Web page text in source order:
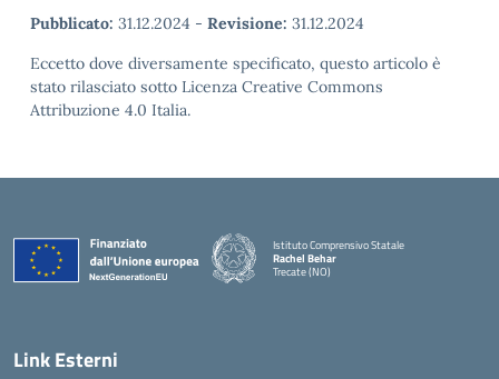
Pubblicato: 31.12.2024 - Revisione: 31.12.2024
Eccetto dove diversamente specificato, questo articolo è
stato rilasciato sotto Licenza Creative Commons
Attribuzione 4.0 Italia.
Istituto Comprensivo Statale
Rachel Behar
Trecate (NO)
Link Esterni